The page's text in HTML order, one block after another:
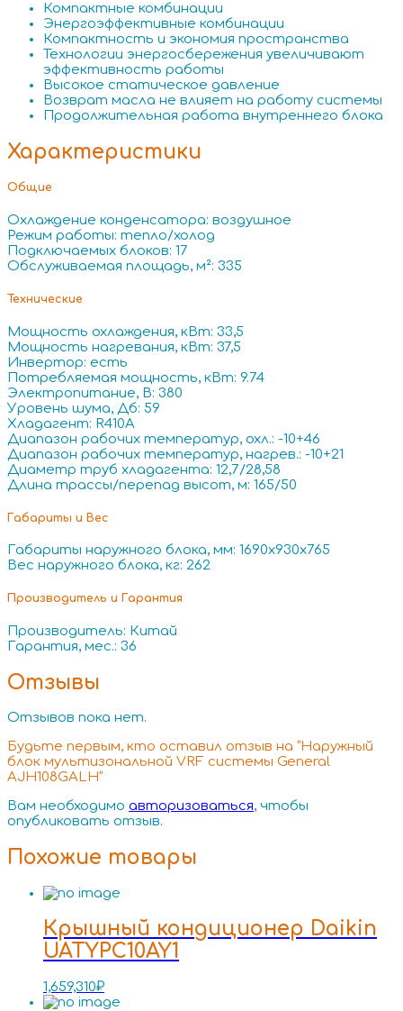
Компактные комбинации
Энергоэффективные комбинации
Компактность и экономия пространства
Технологии энергосбережения увеличивают
эффективность работы
Высокое статическое давление
Возврат масла не влияет на работу системы
Продолжительная работа внутреннего блока
Характеристики
Общие
Охлаждение конденсатора: воздушное
Режим работы: тепло/холод
Подключаемых блоков: 17
Обслуживаемая площадь, м²: 335
Технические
Мощность охлаждения, кВт: 33,5
Мощность нагревания, кВт: 37,5
Инвертор: есть
Потребляемая мощность, кВт: 9.74
Электропитание, В: 380
Уровень шума, Дб: 59
Хладагент: R410A
Диапазон рабочих температур, охл.: -10+46
Диапазон рабочих температур, нагрев.: -10+21
Диаметр труб хладагента: 12,7/28,58
Длина трассы/перепад высот, м: 165/50
Габариты и Вес
Габариты наружного блока, мм: 1690x930x765
Вес наружного блока, кг: 262
Производитель и Гарантия
Производитель: Китай
Гарантия, мес.: 36
Отзывы
Отзывов пока нет.
Будьте первым, кто оставил отзыв на “Наружный
блок мультизональной VRF системы General
AJH108GALH”
Вам необходимо авторизоваться, чтобы
опубликовать отзыв.
Похожие товары
Крышный кондиционер Daikin
UATYPC10AY1
1,659,310₽